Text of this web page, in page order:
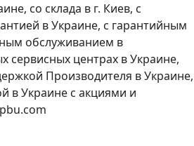
со склада в г. Киев, с
в Украине, с гарантийным
обслуживанием в
сервисных центрах в Украине,
Производителя в Украине,
в Украине с акциями и